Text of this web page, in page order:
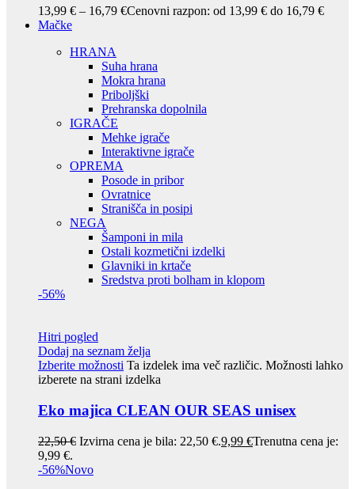
13,99 € – 16,79 €Cenovni razpon: od 13,99 € do 16,79 €
Mačke
HRANA
Suha hrana
Mokra hrana
Priboljški
Prehranska dopolnila
IGRAČE
Mehke igrače
Interaktivne igrače
OPREMA
Posode in pribor
Ovratnice
Stranišča in posipi
NEGA
Šamponi in mila
Ostali kozmetični izdelki
Glavniki in krtače
Sredstva proti bolham in klopom
-56%
Hitri pogled
Dodaj na seznam želja
Izberite možnosti Ta izdelek ima več različic. Možnosti lahko
izberete na strani izdelka
Eko majica CLEAN OUR SEAS unisex
22,50€ Izvirna cena je bila: 22,50 €.9,99 €Trenutna cena je:
9,99 €.
-56%Novo